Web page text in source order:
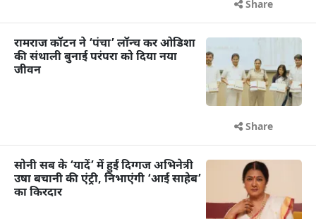
Share
रामराज कॉटन ने ‘पंचा’ लॉन्च कर ओडिशा
की संथाली बुनाई परंपरा को दिया नया
जीवन
Share
सोनी सब के ‘यादें’ में हुईं दिग्गज अभिनेत्री
उषा बचानी की एंट्री, निभाएंगी ‘आई साहेब’
का किरदार